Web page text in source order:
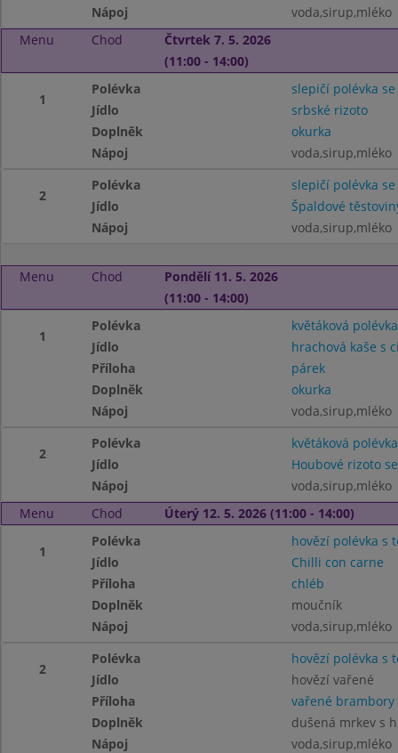
Nápoj
voda,sirup,mléko
Menu
Chod
Čtvrtek 7. 5. 2026
(11:00 - 14:00)
1
Polévka
slepičí polévka
Jídlo
srbské rizoto
Doplněk
okurka
Nápoj
voda,sirup,mléko
2
Polévka
slepičí polévka
Jídlo
Špaldové
Nápoj
voda,sirup,mléko
Menu Chod
Pondělí 11. 5. 2026
(11:00 - 14:00)
1
Polévka
květáková polévka
Jídlo
hrachová kaše s
Příloha
párek
Doplněk
okurka
Nápoj
voda,sirup,mléko
2
Polévka
květáková polévka
Jídlo
Houbové rizoto
Nápoj
voda,sirup,mléko
Menu
Chod Úterý 12. 5. 2026 (11:00 - 14:00)
1
Polévka
hovězí polévka s
Jídlo
Chilli con carne
Příloha
chléb
Doplněk
moučník
Nápoj
voda,sirup,mléko
2
Polévka
hovězí polévka s
Jídlo
hovězí vařené
Příloha
vařené brambory
Doplněk
dušená mrkev s
Nápoj
voda,sirup,mléko